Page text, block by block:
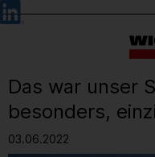
Barrierefreie
Bedienung
Sprachauswahl
Das war unser
besonders,
03.06.2022